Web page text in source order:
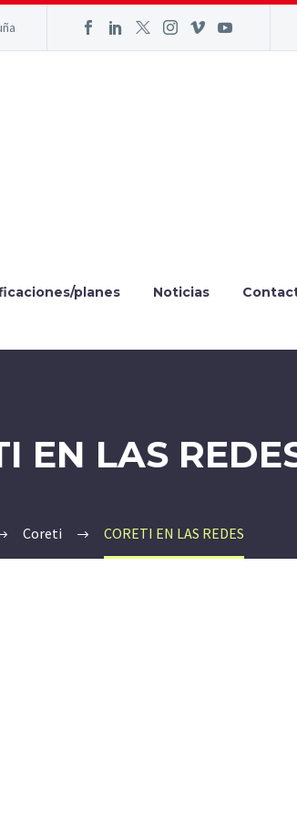
planes Noticias
EN LAS
Coreti CORETI EN LAS REDES